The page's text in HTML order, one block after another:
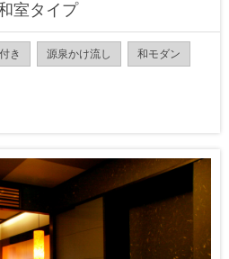
室タイプ
き 源泉かけ流し 和モダン